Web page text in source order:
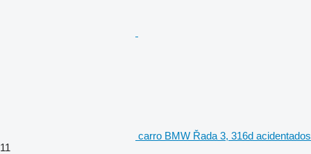
carro BMW Řada 3, 316d acidentados
11